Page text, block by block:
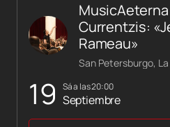
19 sá a las 20:00
Septiembre
Currentzis:
Rameau»